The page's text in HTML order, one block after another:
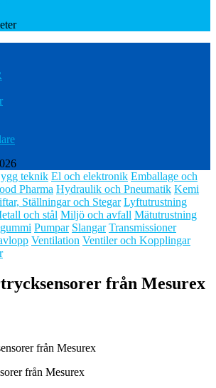
teknik El och elektronik Emballage och
Pharma Hydraulik och Pneumatik Kemi
Ställningar och Stegar Lyftutrustning
och stål Miljö och avfall Mätutrustning
Pumpar Slangar Transmissioner
Ventilation Ventiler och Kopplingar
från Mesurex
från Mesurex